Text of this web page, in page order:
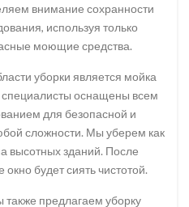
внимание сохранности
используя только
моющие средства.
уборки является мойка
оснащены всем
для безопасной и
сложности. Мы уберем как
высотных зданий. После
будет сиять чистотой.
предлагаем уборку